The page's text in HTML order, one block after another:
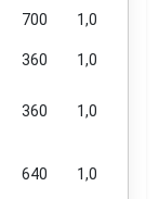
700 1,0
360 1,0
360 1,0
640 1,0